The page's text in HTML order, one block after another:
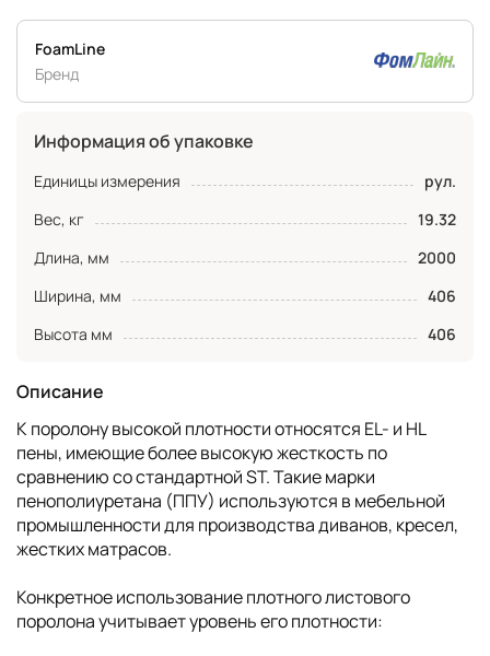
Описание
К поролону высокой плотности относятся EL- и HL
пены, имеющие более высокую жесткость по
сравнению со стандартной ST. Такие марки
пенополиуретана (ППУ) используются в мебельной
промышленности для производства диванов, кресел,
жестких матрасов.
Конкретное использование плотного листового
поролона учитывает уровень его плотности:
FoamLine
Бренд
Информация об упаковке
Единицы измерения
рул.
Вес, кг
19.32
Длина, мм
2000
Ширина, мм
406
Высота мм
406